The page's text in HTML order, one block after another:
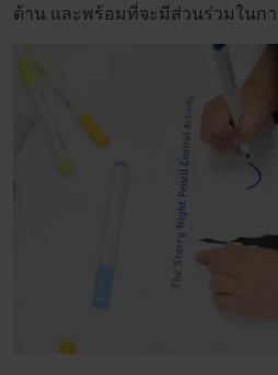
ด้าน และพร้อมที่จะมีส่วนร่วมใน